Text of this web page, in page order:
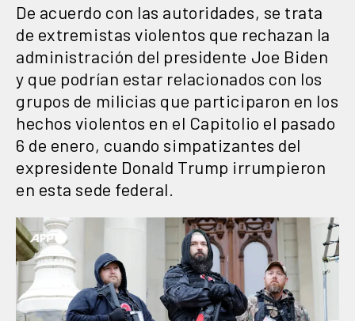
De acuerdo con las autoridades, se trata
de extremistas violentos que rechazan la
administración del presidente Joe Biden
y que podrían estar relacionados con los
grupos de milicias que participaron en los
hechos violentos en el Capitolio el pasado
6 de enero, cuando simpatizantes del
expresidente Donald Trump irrumpieron
en esta sede federal.